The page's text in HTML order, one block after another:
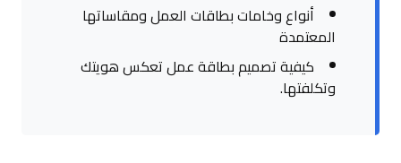
أنواع وخامات بطاقات العمل ومقاساتها
كيفية تصميم بطاقة عمل تعكس هويتك